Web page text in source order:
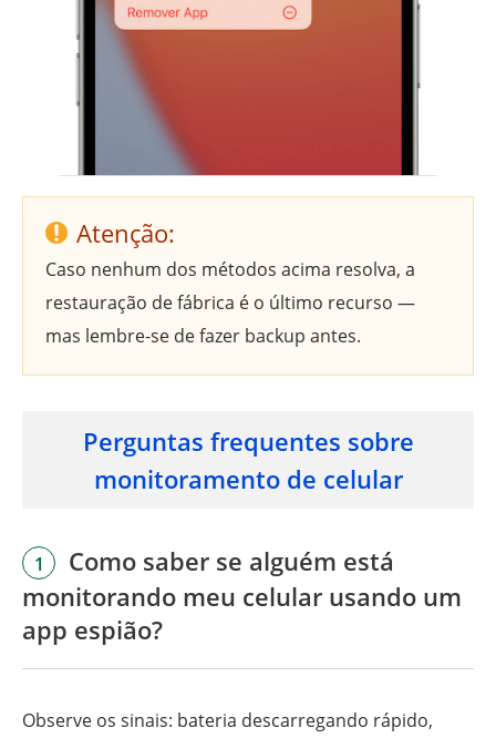
Atenção:
Caso nenhum dos métodos acima resolva, a
restauração de fábrica é o último recurso —
mas lembre-se de fazer backup antes.
Perguntas frequentes sobre
monitoramento de celular
1
Como saber se alguém está
monitorando meu celular usando um
app espião?
Observe os sinais: bateria descarregando rápido,